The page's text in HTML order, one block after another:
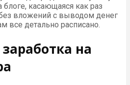
блоге, касающаяся как раз
без вложений с выводом денег
все детально расписано.
на